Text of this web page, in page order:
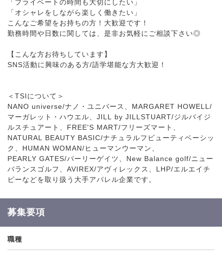
「プライベートの時間も大切にしたい」
「オシャレをしながら楽しく働きたい」
こんなご希望をお持ちの方！大歓迎です！
勤務時間や日数に関しては、是非お気軽にご相談下さい◎
【こんな方お待ちしています】
SNS活動に興味のある方/語学堪能な方大歓迎！
＜TSIについて＞
NANO universe/ナノ・ユニバース、MARGARET HOWELL/
マーガレット・ハウエル、JILL by JILLSTUART/ジルバイジ
ルスチュアート、FREE'S MART/フリーズマート、
NATURAL BEAUTY BASIC/ナチュラルフビューティベーシッ
ク、HUMAN WOMAN/ヒューマンウーマン、
PEARLY GATES/パーリーゲイツ、New Balance golf/ニュー
バランスゴルフ、AVIREX/アヴィレックス、LHP/エルエイチ
ピーなどを取り扱う大手アパレル企業です。
募集要項
職種